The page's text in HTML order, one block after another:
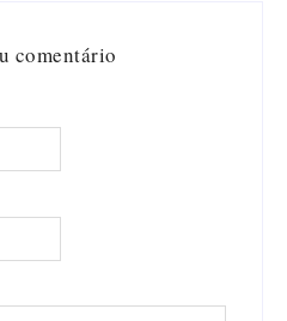
comentário